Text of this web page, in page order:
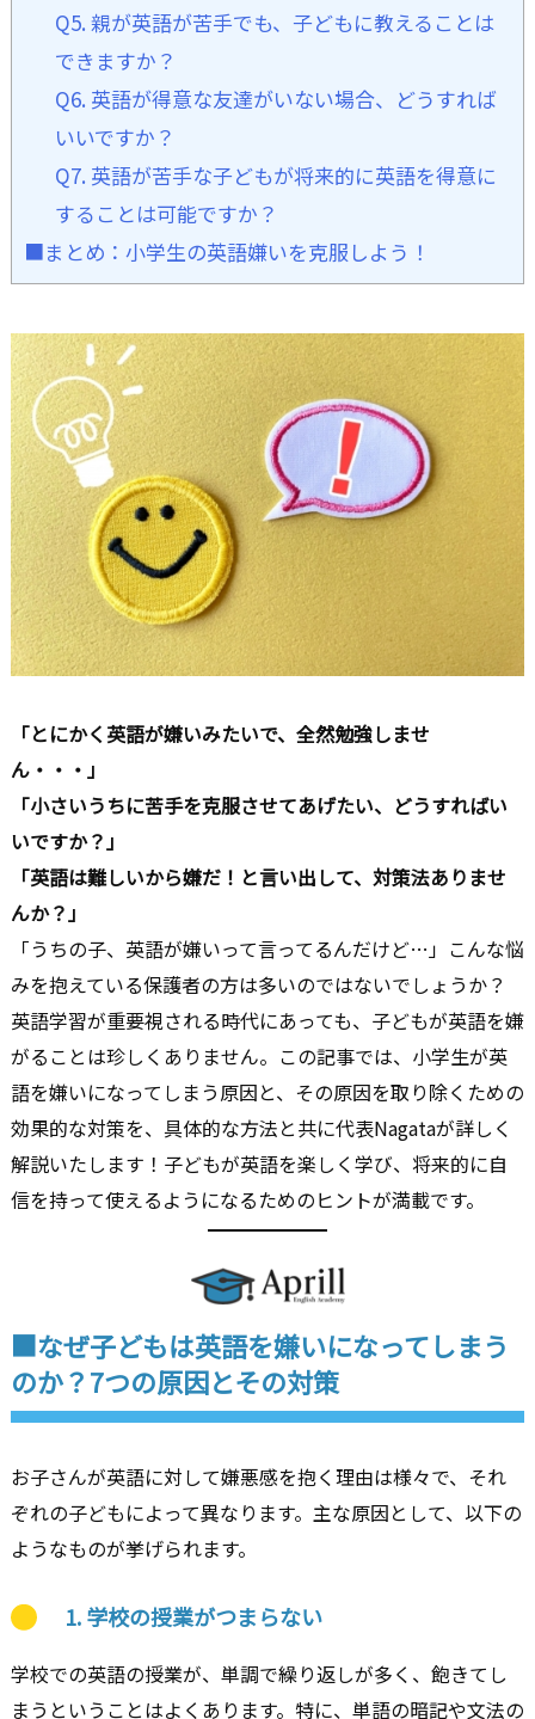
Q5. 親が英語が苦手でも、子どもに教えることは
できますか？
Q6. 英語が得意な友達がいない場合、どうすれば
いいですか？
Q7. 英語が苦手な子どもが将来的に英語を得意に
することは可能ですか？
■まとめ：小学生の英語嫌いを克服しよう！
「とにかく英語が嫌いみたいで、全然勉強しませ
ん・・・」
「小さいうちに苦手を克服させてあげたい、どうすればい
いですか？」
「英語は難しいから嫌だ！と言い出して、対策法ありませ
んか？」
「うちの子、英語が嫌いって言ってるんだけど…」こんな悩
みを抱えている保護者の方は多いのではないでしょうか？
英語学習が重要視される時代にあっても、子どもが英語を嫌
がることは珍しくありません。この記事では、小学生が英
語を嫌いになってしまう原因と、その原因を取り除くための
効果的な対策を、具体的な方法と共に代表Nagataが詳しく
解説いたします！子どもが英語を楽しく学び、将来的に自
信を持って使えるようになるためのヒントが満載です。
■なぜ子どもは英語を嫌いになってしまう
のか？7つの原因とその対策
お子さんが英語に対して嫌悪感を抱く理由は様々で、それ
ぞれの子どもによって異なります。主な原因として、以下の
ようなものが挙げられます。
1.学校の授業がつまらない
学校での英語の授業が、単調で繰り返しが多く、飽きてし
まうということはよくあります。特に、単語の暗記や文法の